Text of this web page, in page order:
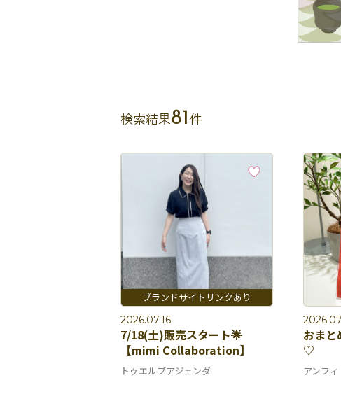
検索結果81件
2026.07.16
7/18(土)販売スタート🌟
【mimi Collaboration】
トゥエルブアジェンダ
おまと
♡
アンフィ